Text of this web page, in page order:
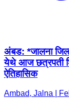
अंबड: *जालना
येथे आज छत्रपती
ऐतिहासिक
Ambad, Jalna |